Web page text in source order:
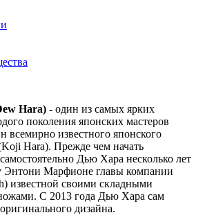
Hara) - один из самых ярких
поколения японских мастеров
всемирно известного японского
Hara). Прежде чем начать
Дью Хара несколько лет
Марфионе главы компании
известной своими складными
С 2013 года Дью Хара сам
дизайна.